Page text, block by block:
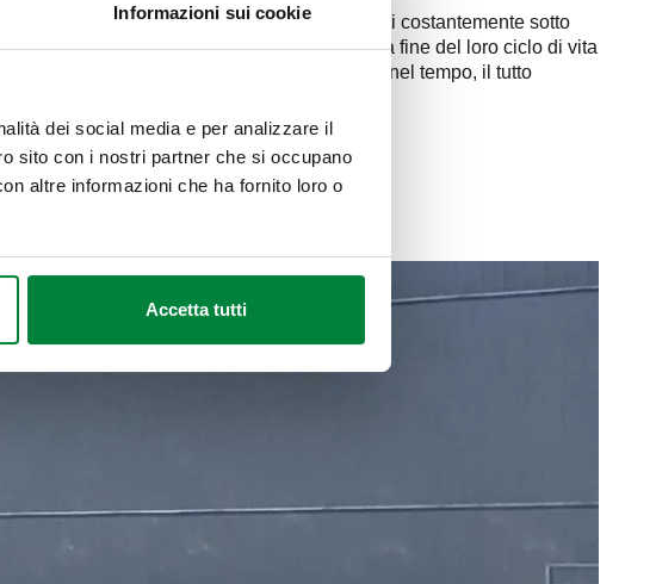
Informazioni sui cookie
dei social media e per analizzare il
sito con i nostri partner che si occupano
altre informazioni che ha fornito loro o
Accetta tutti
articolato come il nostro, tenendone i costi costantemente sotto
impostando alert in concomitanza della fine del loro ciclo di vita
rottura in base a statistiche alimentate nel tempo, il tutto